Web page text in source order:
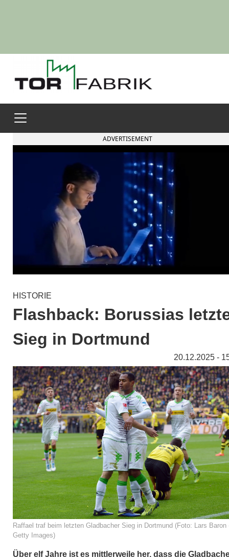
ADVERTISEMENT
HISTORIE
Flashback: Borussias
Sieg in Dortmund
20.12.2025 -
Raffael traf beim letzten Gladbacher Sieg in Dortmund (Foto: Lars Baron
Getty Images)
Über elf Jahre ist es mittlerweile her, dass die